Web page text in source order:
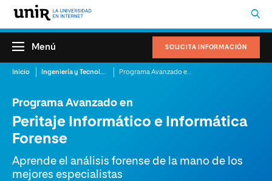
SOLICITA INFORMACIÓN
Menú
Inicio Ingeniería y Tecnología
Programa Avanzado en
Peritaje Informático e Informática
Forense
Aprende el análisis forense de la mano de los
mejores especialistas